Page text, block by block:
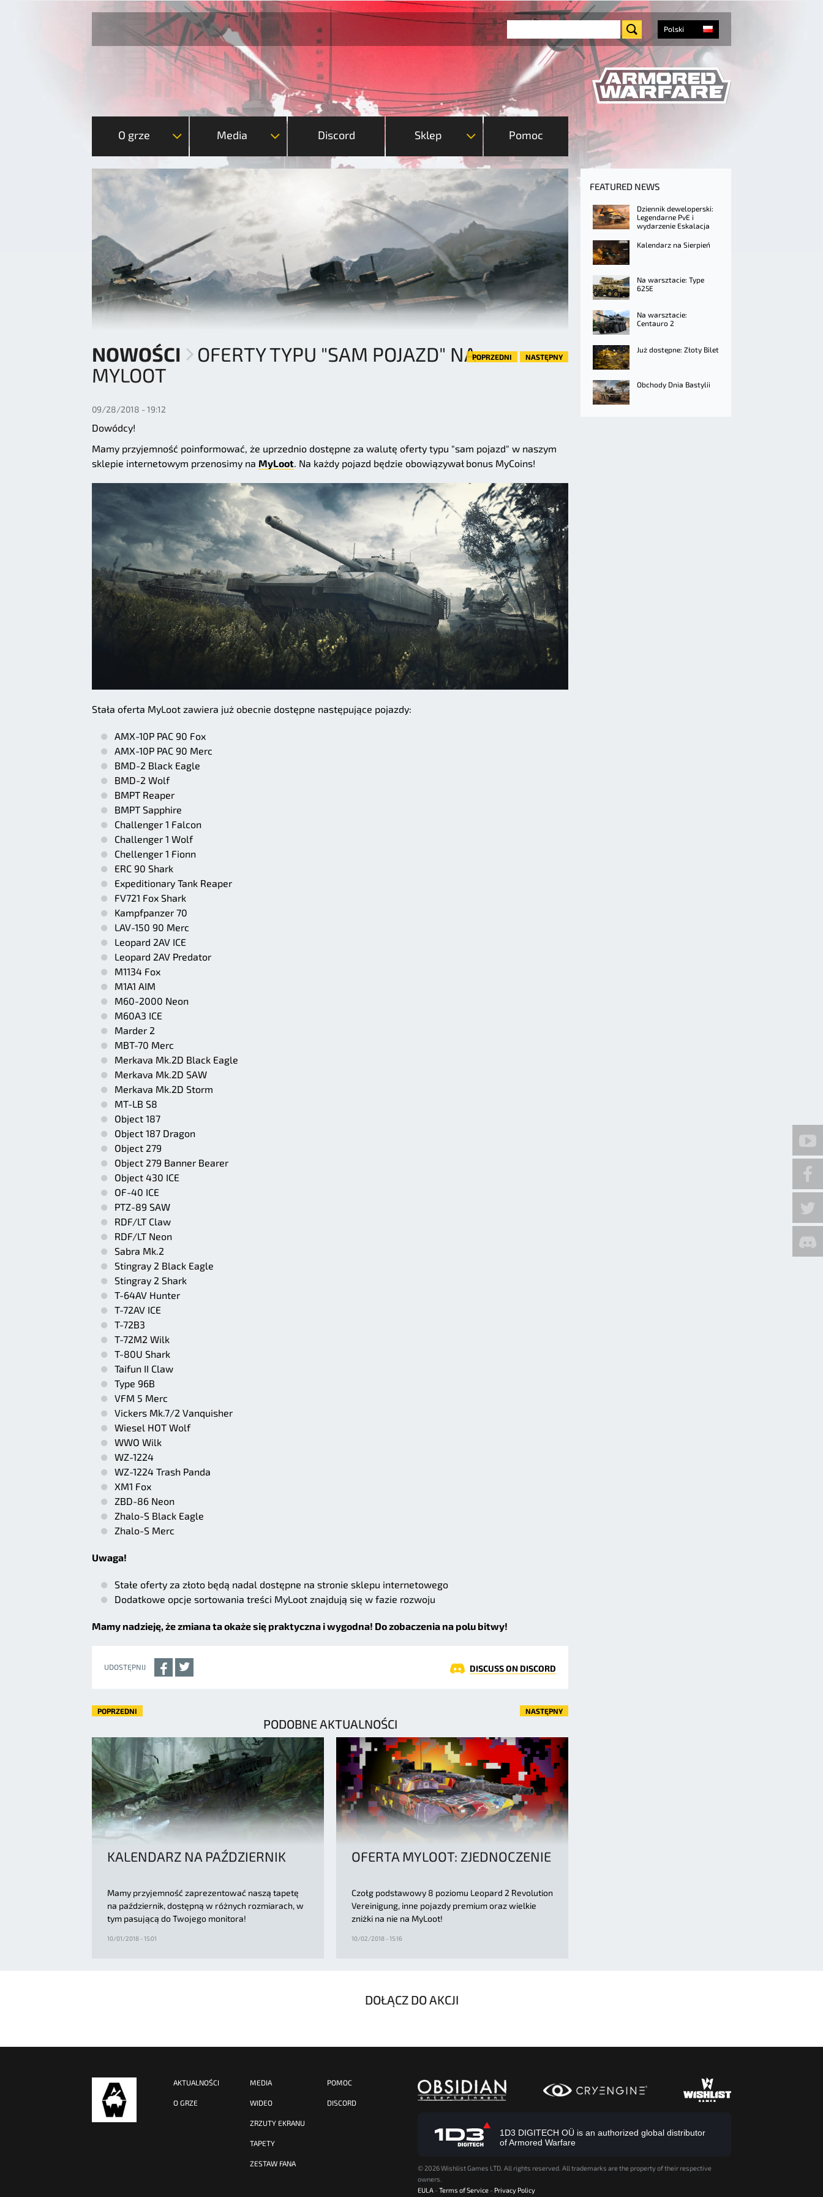
Polski
O grze Media Discord Sklep Pomoc
NOWOŚCI
OFERTY TYPU "SAM POJAZD" NA
MYLOOT
POPRZEDNI NASTĘPNY
09/28/2018 - 19:12
Dowódcy!
Mamy przyjemność poinformować, że uprzednio dostępne za walutę oferty typu "sam pojazd" w naszym
sklepie internetowym przenosimy na MyLoot. Na każdy pojazd będzie obowiązywał bonus MyCoins!
Stała oferta MyLoot zawiera już obecnie dostępne następujące pojazdy:
AMX-10P PAC 90 Fox
AMX-10P PAC 90 Merc
BMD-2 Black Eagle
BMD-2 Wolf
BMPT Reaper
BMPT Sapphire
Challenger 1 Falcon
Challenger 1 Wolf
Chellenger 1 Fionn
ERC 90 Shark
Expeditionary Tank Reaper
FV721 Fox Shark
Kampfpanzer 70
LAV-150 90 Merc
Leopard 2AV ICE
Leopard 2AV Predator
M1134 Fox
M1A1 AIM
M60-2000 Neon
M60A3 ICE
Marder 2
MBT-70 Merc
Merkava Mk.2D Black Eagle
Merkava Mk.2D SAW
Merkava Mk.2D Storm
MT-LB S8
Object 187
Object 187 Dragon
Object 279
Object 279 Banner Bearer
Object 430 ICE
OF-40 ICE
PTZ-89 SAW
RDF/LT Claw
RDF/LT Neon
Sabra Mk.2
Stingray 2 Black Eagle
Stingray 2 Shark
T-64AV Hunter
T-72AV ICE
T-72B3
T-72M2 Wilk
T-80U Shark
Taifun II Claw
Type 96B
VFM 5 Merc
Vickers Mk.7/2 Vanquisher
Wiesel HOT Wolf
WWO Wilk
WZ-1224
WZ-1224 Trash Panda
XM1 Fox
ZBD-86 Neon
Zhalo-S Black Eagle
Zhalo-S Merc
Uwaga!
Stałe oferty za złoto będą nadal dostępne na stronie sklepu internetowego
Dodatkowe opcje sortowania treści MyLoot znajdują się w fazie rozwoju
Mamy nadzieję, że zmiana ta okaże się praktyczna i wygodna! Do zobaczenia na polu bitwy!
UDOSTĘPNIJ DISCUSS ON DISCORD
POPRZEDNI NASTĘPNY
PODOBNE AKTUALNOŚCI
KALENDARZ NA PAŹDZIERNIK
Mamy przyjemność zaprezentować naszą tapetę
na październik, dostępną w różnych rozmiarach, w
tym pasującą do Twojego monitora!
10/01/2018 - 15:01
OFERTA MYLOOT: ZJEDNOCZENIE
Czołg podstawowy 8 poziomu Leopard 2 Revolution
Vereinigung, inne pojazdy premium oraz wielkie
zniżki na nie na MyLoot!
10/02/2018 - 15:16
FEATURED NEWS
Dziennik deweloperski:
Legendarne PvE i
wydarzenie Eskalacja
Kalendarz na Sierpień
Na warsztacie: Type
625E
Na warsztacie:
Centauro 2
Już dostępne: Złoty Bilet
Obchody Dnia Bastylii
DOŁĄCZ DO AKCJI
AKTUALNOŚCI
O GRZE
MEDIA
WIDEO
ZRZUTY EKRANU
TAPETY
ZESTAW FANA
POMOC
DISCORD
1D3 DIGITECH OÜ is an authorized global distributor
of Armored Warfare
© 2026 Wishlist Games LTD. All rights reserved. All trademarks are the property of their respective
owners.
EULA - Terms of Service - Privacy Policy